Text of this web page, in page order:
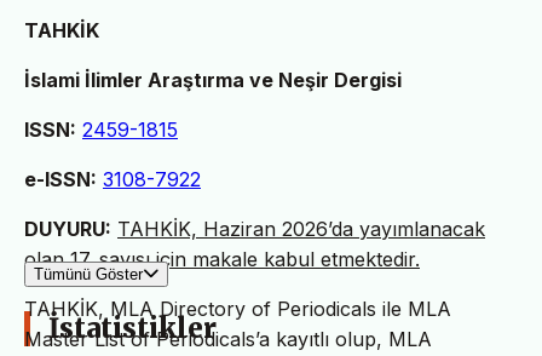
TAHKİK
İslami İlimler Araştırma ve Neşir Dergisi
ISSN: 2459-1815
e-ISSN: 3108-7922
DUYURU: TAHKİK, Haziran 2026’da yayımlanacak
olan 17. sayısı için makale kabul etmektedir.
TAHKİK, MLA Directory of Periodicals ile MLA
Master List of Periodicals’a kayıtlı olup, MLA
Tümünü Göster
İstatistikler